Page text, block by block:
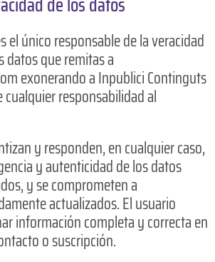
el único responsable de la veracidad
datos que remitas a
exonerando a Inpublici Continguts
cualquier responsabilidad al
y responden, en cualquier caso,
y autenticidad de los datos
y se comprometen a
actualizados. El usuario
información completa y correcta en
o suscripción.